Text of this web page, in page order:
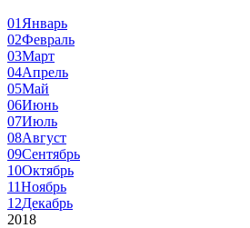
01 Январь
02Февраль
03Март
04Апрель
05Май
06Июнь
07Июль
08Август
09Сентябрь
10Октябрь
11Ноябрь
12Декабрь
2018